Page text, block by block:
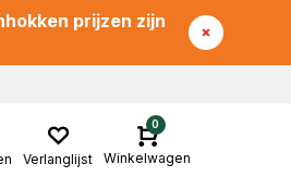
prijzen zijn
Verlanglijst
0
Winkelwagen